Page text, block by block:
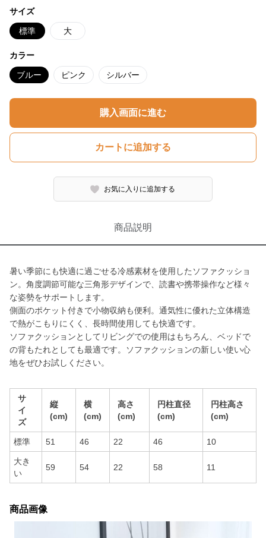
サイズ
標準 大
カラー
ブルー ピンク シルバー
購入画面に進む
カートに追加する
お気に入りに追加する
商品説明
暑い季節にも快適に過ごせる冷感素材を使用したソファクッショ
ン。角度調節可能な三角形デザインで、読書や携帯操作など様々
な姿勢をサポートします。
側面のポケット付きで小物収納も便利。通気性に優れた立体構造
で熱がこもりにくく、長時間使用しても快適です。
ソファクッションとしてリビングでの使用はもちろん、ベッドで
の背もたれとしても最適です。ソファクッションの新しい使い心
地をぜひお試しください。
サ
イ
ズ
縦
(cm)
横
(cm)
高さ
(cm)
円柱直径
(cm)
円柱高さ
(cm)
標準 51 46 22 46 10
大き
い
59 54 22 58 11
商品画像